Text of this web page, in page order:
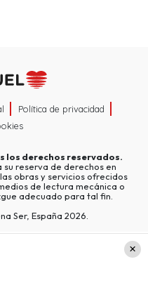
Política de privacidad
los derechos reservados.
su reserva de derechos en
obras y servicios ofrecidos
de lectura mecánica o
adecuado para tal fin.
Ser, España 2026.